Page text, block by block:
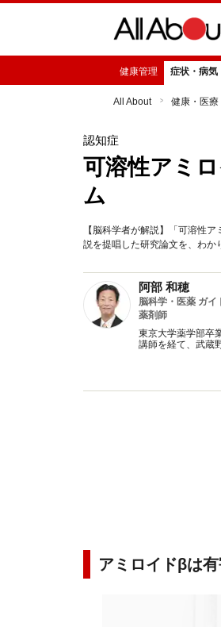
健康管理 症状・病気
All About 健康・医療
認知症
可溶性アミ
ム
【脳科学者が解説】「可溶性
説を提唱した研究論文を、わか
阿部 和穂
脳科学・医薬 ガイ
薬剤師
東京大学薬学部卒
講師を経て、武蔵
アミロイドβは